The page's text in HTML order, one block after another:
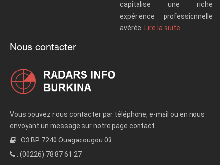
capitalise une riche
expérience professionnelle
avérée.
Lire la suite..
Nous contacter
Vous pouvez nous contacter par téléphone, e-mail ou en nous
envoyant un message sur notre page contact
: O3 BP 7240 Ouagadougou 03
: (00226) 78 87 61 27